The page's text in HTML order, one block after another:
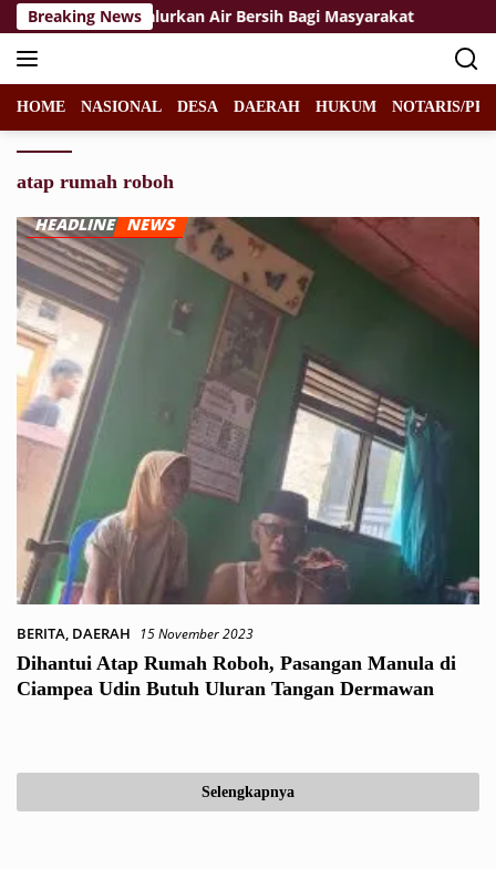
Langsung
ke
konten
Breaking News
Mangkalihat Salurkan Air Bersih Bagi Masyarakat
HOME NASIONAL DESA DAERAH HUKUM NOTARIS/
atap rumah roboh
BERITA, DAERAH 15 November 2023
Dihantui Atap Rumah Roboh, Pasangan Manula di
Ciampea Udin Butuh Uluran Tangan Dermawan
Selengkapnya